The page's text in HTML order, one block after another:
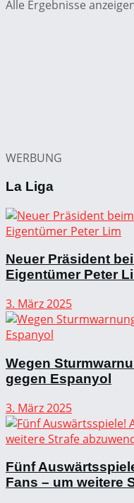
Alle Ergebnisse
WERBUNG
La Liga
Neuer Präsident
Eigentümer Peter
3. März 2025
Wegen
gegen Espanyol
3. März 2025
Fünf
Fans – um weitere